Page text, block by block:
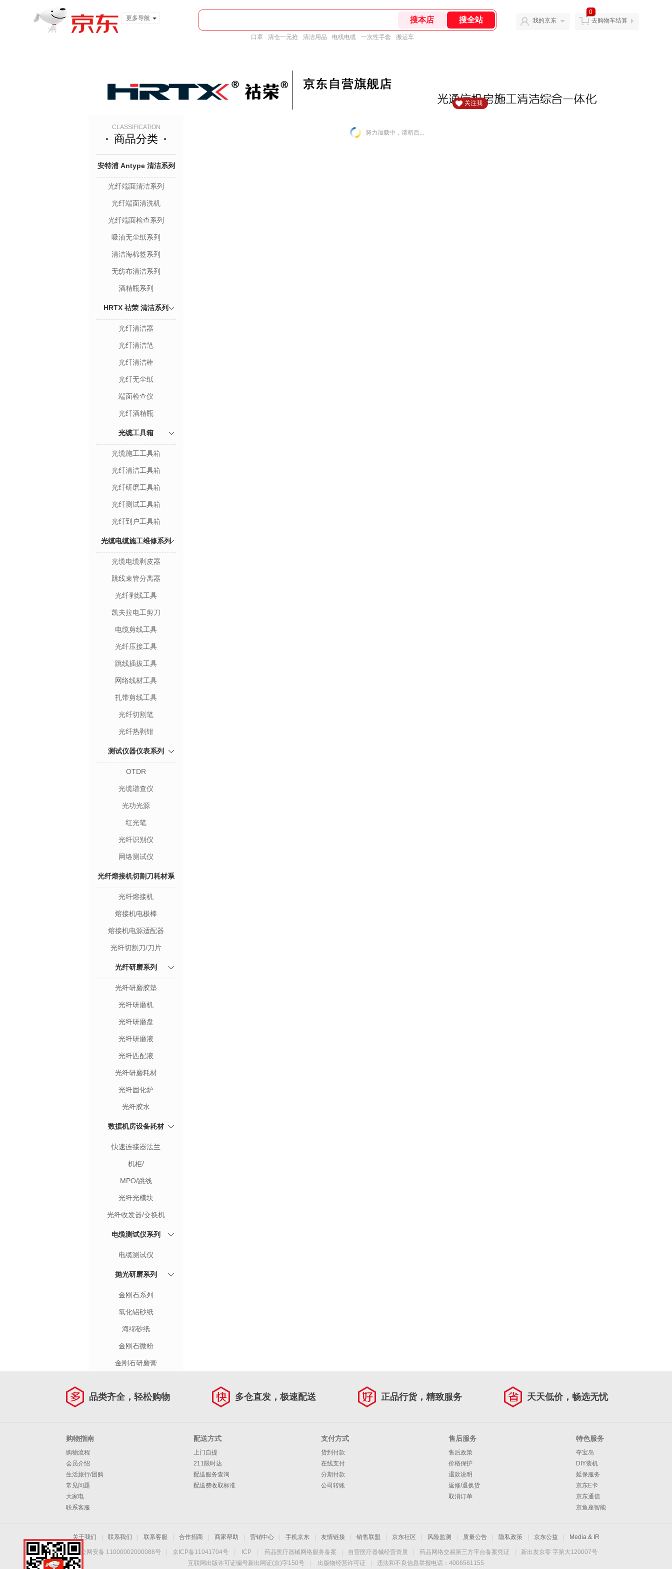
更多导航
口罩 清仓一元抢 清洁用品 电线电缆 一次性手套 搬运车
我的京东
0
去购物车结算
关注我
CLASSIFICATION
商品分类
安特浦 Antype 清洁系列
光纤端面清洁系列
光纤端面清洗机
光纤端面检查系列
吸油无尘纸系列
清洁海棉签系列
无纺布清洁系列
酒精瓶系列
HRTX 祜荣 清洁系列
光纤清洁器
光纤清洁笔
光纤清洁棒
光纤无尘纸
端面检查仪
光纤酒精瓶
光缆工具箱
光缆施工工具箱
光纤清洁工具箱
光纤研磨工具箱
光纤测试工具箱
光纤到户工具箱
光缆电缆施工维修系列
光缆电缆剥皮器
跳线束管分离器
光纤剥线工具
凯夫拉电工剪刀
电缆剪线工具
光纤压接工具
跳线插拔工具
网络线材工具
扎带剪线工具
光纤切割笔
光纤热剥钳
测试仪器仪表系列
OTDR
光缆谱查仪
光功光源
红光笔
光纤识别仪
网络测试仪
光纤熔接机切割刀耗材系
列
光纤熔接机
熔接机电极棒
熔接机电源适配器
光纤切割刀/刀片
光纤研磨系列
光纤研磨胶垫
光纤研磨机
光纤研磨盘
光纤研磨液
光纤匹配液
光纤研磨耗材
光纤固化炉
光纤胶水
数据机房设备耗材
快速连接器法兰
机柜/
MPO/跳线
光纤光模块
光纤收发器/交换机
电缆测试仪系列
电缆测试仪
抛光研磨系列
金刚石系列
氧化铝砂纸
海绵砂纸
金刚石微粉
金刚石研磨膏
努力加载中，请稍后...
品类齐全，轻松购物 多仓直发，极速配送 正品行货，精致服务 天天低价，畅选无忧
购物指南
购物流程
会员介绍
生活旅行/团购
常见问题
大家电
联系客服
配送方式
上门自提
211限时达
配送服务查询
配送费收取标准
支付方式
货到付款
在线支付
分期付款
公司转账
售后服务
售后政策
价格保护
退款说明
返修/退换货
取消订单
特色服务
夺宝岛
DIY装机
延保服务
京东E卡
京东通信
京鱼座智能
关于我们 联系我们 联系客服 合作招商 商家帮助 营销中心 手机京东 友情链接 销售联盟 京东社区 风险监测 质量公告 隐私政策 京东公益 Media & IR
京公网安备 11000002000088号 京ICP备11041704号 ICP 药品医疗器械网络服务备案 自营医疗器械经营资质 药品网络交易第三方平台备案凭证
新出发京零 字第大120007号
互联网出版许可证编号新出网证(京)字150号
出版物经营许可证 违法和不良信息举报电话：4006561155